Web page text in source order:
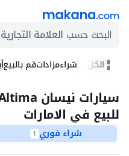
البحث حسب العلامة التجارية
الكل شراءمزاداتقم بالبيع
للبيع في الامارات
شراء فوري 1